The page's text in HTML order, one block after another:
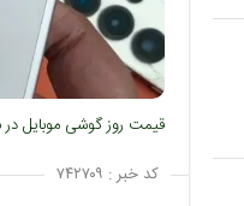
قیمت روز گوشی موبایل در بازار ۱۷ تیر ۱۴۰۵ را در جدول
کد خبر : ۷۴۲۷۰۹